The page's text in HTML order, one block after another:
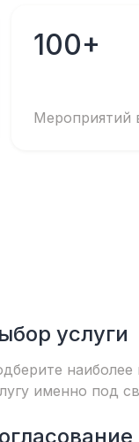
100+
Мероприятий
услуги
именно под